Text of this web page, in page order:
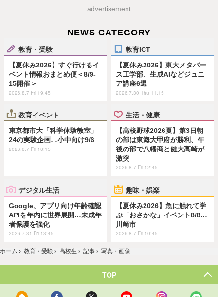
advertisement
NEWS CATEGORY
教育・受験
【夏休み2026】すぐ行けるイ
ベント情報おまとめ便＜8/9-
15開催＞
2026.8.7 Fri 19:45
教育ICT
【夏休み2026】東大メタバー
ス工学部、生成AIなどジュニ
ア講座6選
2026.7.30 Thu 11:15
教育イベント
東京都市大「科学体験教室」
24の実験企画…小中向け9/6
2026.8.7 Fri 18:15
生活・健康
【高校野球2026夏】第3日朝
の部は東海大甲府が勝利、午
後の部で八幡商と健大高崎が
激突
2026.8.7 Fri 12:45
デジタル生活
Google、アプリ向け年齢確認
APIを年内に世界展開…未成年
者保護を強化
2026.7.31 Fri 13:45
趣味・娯楽
【夏休み2026】魚に触れて学
ぶ「おさかな」イベント8/8…
川崎市
2026.8.7 Fri 10:45
ホーム › 教育・受験 › 高校生 › 記事 › 写真・画像
TOP